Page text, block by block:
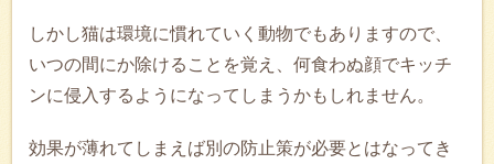
しかし猫は環境に慣れていく動物でもありますので、
いつの間にか除けることを覚え、何食わぬ顔でキッチ
ンに侵入するようになってしまうかもしれません。
効果が薄れてしまえば別の防止策が必要とはなってき